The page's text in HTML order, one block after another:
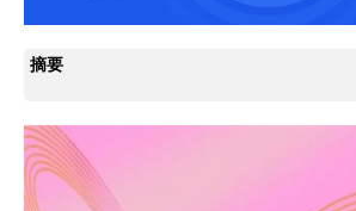
摘要